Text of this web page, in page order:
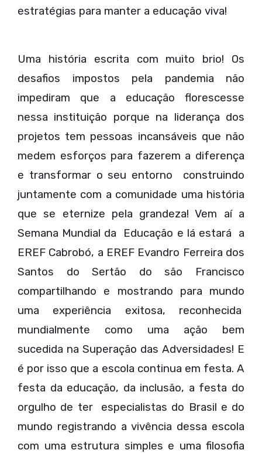
estratégias para manter a educação viva!
Uma história escrita com muito brio! Os
desafios impostos pela pandemia não
impediram que a educação florescesse
nessa instituição porque na liderança dos
projetos tem pessoas incansáveis que não
medem esforços para fazerem a diferença
e transformar o seu entorno construindo
juntamente com a comunidade uma história
que se eternize pela grandeza! Vem aí a
Semana Mundial da Educação e lá estará a
EREF Cabrobó, a EREF Evandro Ferreira dos
Santos do Sertão do são Francisco
compartilhando e mostrando para mundo
uma experiência exitosa, reconhecida
mundialmente como uma ação bem
sucedida na Superação das Adversidades! E
é por isso que a escola continua em festa. A
festa da educação, da inclusão, a festa do
orgulho de ter especialistas do Brasil e do
mundo registrando a vivência dessa escola
com uma estrutura simples e uma filosofia